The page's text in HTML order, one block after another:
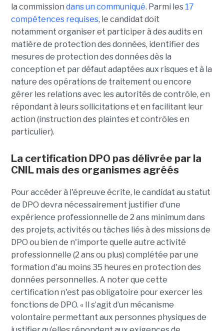
la commission dans un communiqué. Parmi les 17
compétences requises, le candidat doit
notamment organiser et participer à des audits en
matière de protection des données, identifier des
mesures de protection des données dès la
conception et par défaut adaptées aux risques et à la
nature des opérations de traitement ou encore
gérer les relations avec les autorités de contrôle, en
répondant à leurs sollicitations et en facilitant leur
action (instruction des plaintes et contrôles en
particulier).
La certification DPO pas délivrée par la
CNIL mais des organismes agréés
Pour accéder à l'épreuve écrite, le candidat au statut
de DPO devra nécessairement justifier d'une
expérience professionnelle de 2 ans minimum dans
des projets, activités ou tâches liés à des missions de
DPO ou bien de n'importe quelle autre activité
professionnelle (2 ans ou plus) complétée par une
formation d'au moins 35 heures en protection des
données personnelles. A noter que cette
certification n'est pas obligatoire pour exercer les
fonctions de DPO. « Il s’agit d’un mécanisme
volontaire permettant aux personnes physiques de